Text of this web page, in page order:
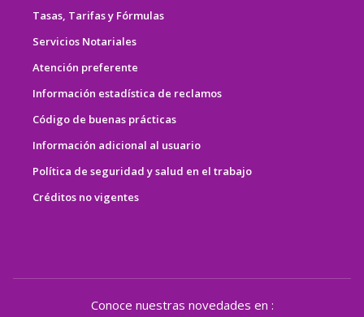
Tasas, Tarifas y Fórmulas
Servicios Notariales
Atención preferente
Información estadística de reclamos
Código de buenas prácticas
Información adicional al usuario
Política de seguridad y salud en el trabajo
Créditos no vigentes
Conoce nuestras novedades en :